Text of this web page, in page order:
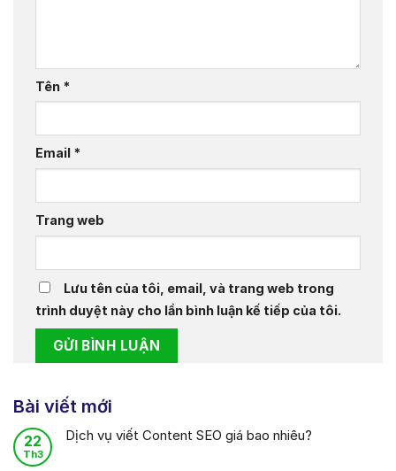
Tên *
Email *
Trang web
Lưu tên của tôi, email, và trang web trong
trình duyệt này cho lần bình luận kế tiếp của tôi.
Bài viết mới
22
Th3
Dịch vụ viết Content SEO giá bao nhiêu?